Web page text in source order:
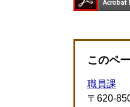
このペ
職員課
〒620-